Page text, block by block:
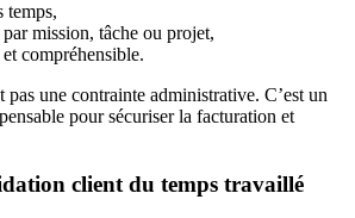
temps,
mission, tâche ou projet,
compréhensible.
pas une contrainte administrative. C’est un
pour sécuriser la facturation et
client du temps travaillé